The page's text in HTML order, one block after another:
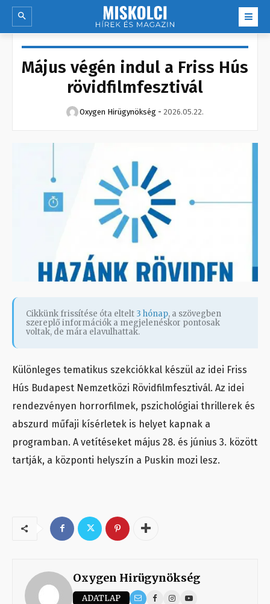
Május végén indul a Friss Hús
rövidfilmfesztivál
Oxygen Hirügynökség - 2026.05.22.
Cikkünk frissítése óta eltelt 3 hónap, a szövegben
szereplő információk a megjelenéskor pontosak
voltak, de mára elavulhattak.
Különleges tematikus szekciókkal készül az idei Friss
Hús Budapest Nemzetközi Rövidfilmfesztivál. Az idei
rendezvényen horrorfilmek, pszichológiai thrillerek és
abszurd műfaji kísérletek is helyet kapnak a
programban. A vetítéseket május 28. és június 3. között
tartják, a központi helyszín a Puskin mozi lesz.
Oxygen Hirügynökség
ADATLAP